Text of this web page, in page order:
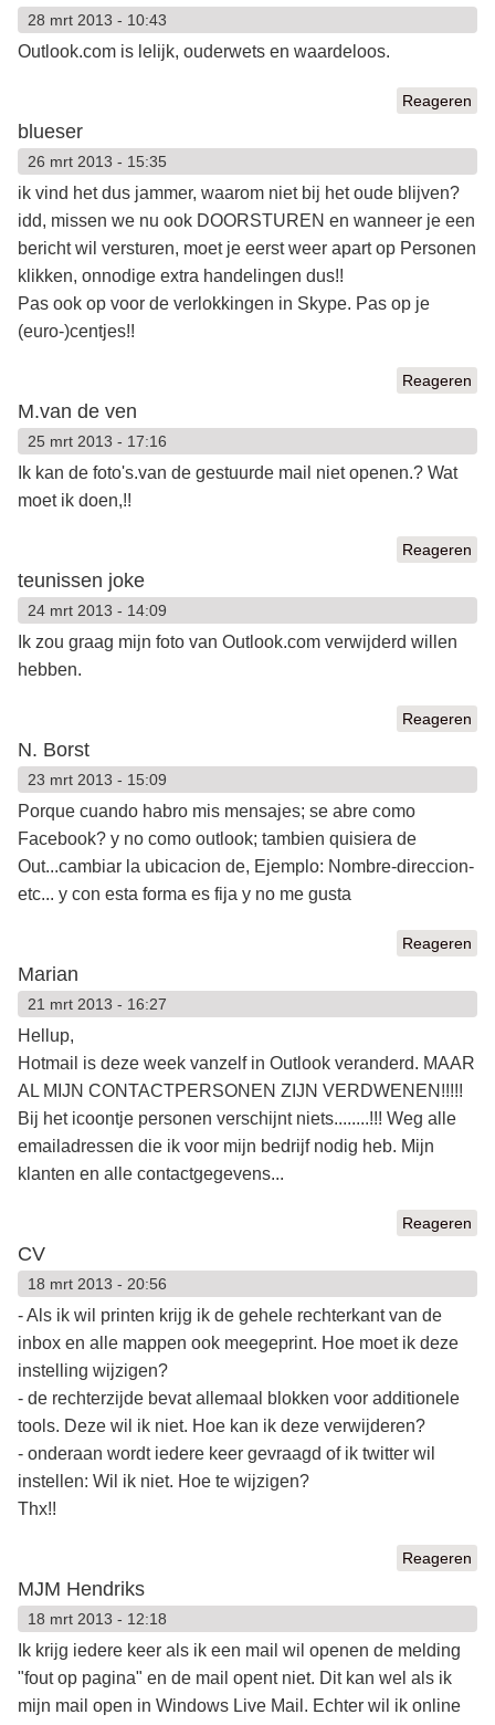
28 mrt 2013 - 10:43
Outlook.com is lelijk, ouderwets en waardeloos.
Reageren
blueser
26 mrt 2013 - 15:35
ik vind het dus jammer, waarom niet bij het oude blijven?
idd, missen we nu ook DOORSTUREN en wanneer je een
bericht wil versturen, moet je eerst weer apart op Personen
klikken, onnodige extra handelingen dus!!
Pas ook op voor de verlokkingen in Skype. Pas op je
(euro-)centjes!!
Reageren
M.van de ven
25 mrt 2013 - 17:16
Ik kan de foto's.van de gestuurde mail niet openen.? Wat
moet ik doen,!!
Reageren
teunissen joke
24 mrt 2013 - 14:09
Ik zou graag mijn foto van Outlook.com verwijderd willen
hebben.
Reageren
N. Borst
23 mrt 2013 - 15:09
Porque cuando habro mis mensajes; se abre como
Facebook? y no como outlook; tambien quisiera de
Out...cambiar la ubicacion de, Ejemplo: Nombre-direccion-
etc... y con esta forma es fija y no me gusta
Reageren
Marian
21 mrt 2013 - 16:27
Hellup,
Hotmail is deze week vanzelf in Outlook veranderd. MAAR
AL MIJN CONTACTPERSONEN ZIJN VERDWENEN!!!!!
Bij het icoontje personen verschijnt niets........!!! Weg alle
emailadressen die ik voor mijn bedrijf nodig heb. Mijn
klanten en alle contactgegevens...
Reageren
CV
18 mrt 2013 - 20:56
- Als ik wil printen krijg ik de gehele rechterkant van de
inbox en alle mappen ook meegeprint. Hoe moet ik deze
instelling wijzigen?
- de rechterzijde bevat allemaal blokken voor additionele
tools. Deze wil ik niet. Hoe kan ik deze verwijderen?
- onderaan wordt iedere keer gevraagd of ik twitter wil
instellen: Wil ik niet. Hoe te wijzigen?
Thx!!
Reageren
MJM Hendriks
18 mrt 2013 - 12:18
Ik krijg iedere keer als ik een mail wil openen de melding
"fout op pagina" en de mail opent niet. Dit kan wel als ik
mijn mail open in Windows Live Mail. Echter wil ik online